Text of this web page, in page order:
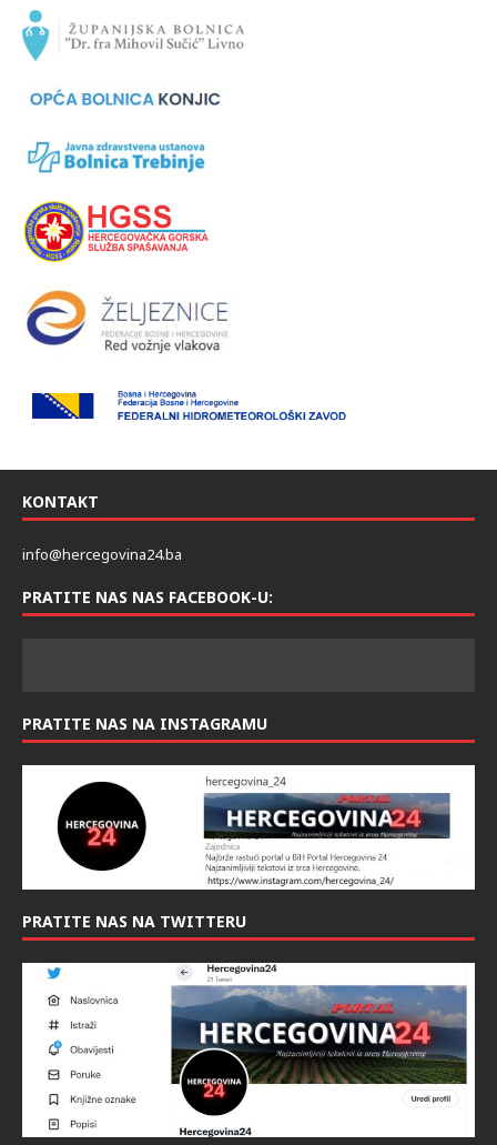
KONTAKT
info@hercegovina24.ba
PRATITE NAS NAS FACEBOOK-U:
PRATITE NAS NA INSTAGRAMU
PRATITE NAS NA TWITTERU